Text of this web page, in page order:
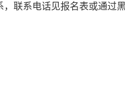
联系电话见报名表或通过